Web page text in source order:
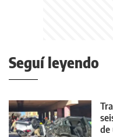
Seguí leyendo
de